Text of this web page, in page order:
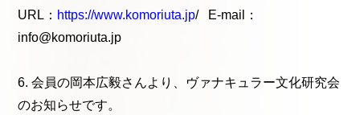
URL： https://www.komoriuta.jp/ E-mail：
info@komoriuta.jp
6. 会員の岡本広毅さんより、ヴァナキュラー文化研究会
のお知らせです。